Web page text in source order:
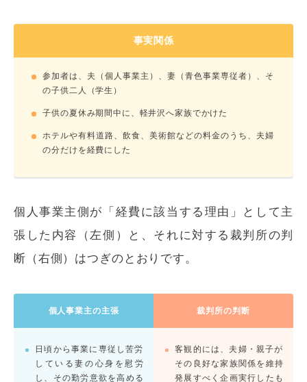
事実関係
参加者は、夫（個人事業主）、妻（青色事業専従者）、そ
の子供二人（学生）
子供の夏休み期間中に、軽井沢へ家族でかけた
ホテルや有料道路、飲食、美術館などの料金のうち、夫婦
の分だけを経費にした
個人事業主側が「経費に該当する理由」として主
張した内容（左側）と、それに対する裁判所の判
断（右側）はつぎのとおりです。
個人事業主の主張
日頃から事業に専従し苦労
している妻の心身を慰労
し、その勤労意欲を高める
裁判所の判断
客観的には、夫婦・親子が
その良好な家族関係を維持
発展すべく企画実行したも